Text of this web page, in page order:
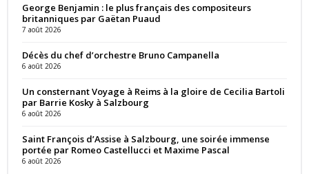
George Benjamin : le plus français des compositeurs
britanniques par Gaëtan Puaud
7 août 2026
Décès du chef d’orchestre Bruno Campanella
6 août 2026
Un consternant Voyage à Reims à la gloire de Cecilia Bartoli
par Barrie Kosky à Salzbourg
6 août 2026
Saint François d’Assise à Salzbourg, une soirée immense
portée par Romeo Castellucci et Maxime Pascal
6 août 2026